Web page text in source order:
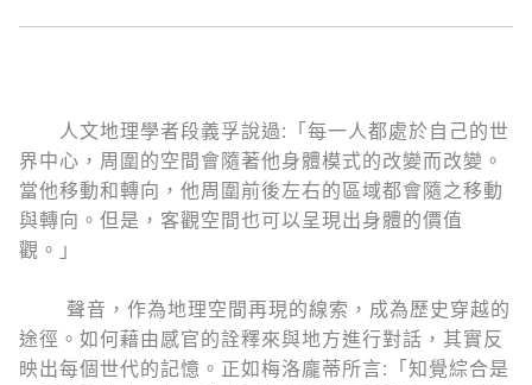
人文地理學者段義孚說過:「每一人都處於自己的世
界中心，周圍的空間會隨著他身體模式的改變而改變。
當他移動和轉向，他周圍前後左右的區域都會隨之移動
與轉向。但是，客觀空間也可以呈現出身體的價值
觀。」
聲音，作為地理空間再現的線索，成為歷史穿越的
途徑。如何藉由感官的詮釋來與地方進行對話，其實反
映出每個世代的記憶。正如梅洛龐蒂所言:「知覺綜合是